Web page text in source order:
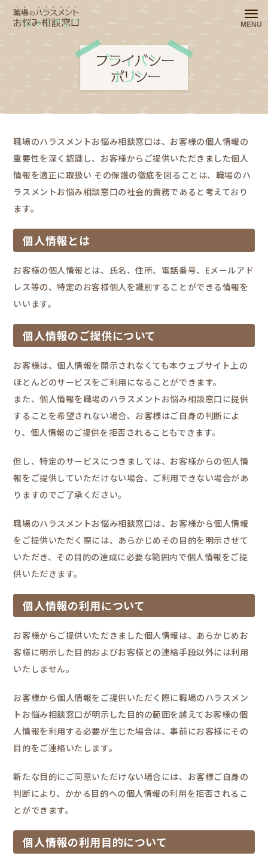
お
悩
口
メニ
MENU
プ
イ
バ
シ
ー
シ
ー
職場のハラスメントお悩み相談窓口は、お客様の個人情報の
重要性を深く認識し、お客様からご提供いただきました個人
情報を適正に取扱い その保護の徹底を図ることは、職場のハ
ラスメントお悩み相談窓口の社会的責務であると考えており
ます。
個人情報とは
お客様の個人情報とは、氏名、住所、電話番号、Eメールアド
レス等の、特定のお客様個人を識別することができる情報を
いいます。
個人情報のご提供について
お客様は、個人情報を開示されなくても本ウェブサイト上の
ほとんどのサービスをご利用になることができます。
また、個人情報を職場のハラスメントお悩み相談窓口に提供
することを希望されない場合、お客様はご自身の判断によ
り、個人情報のご提供を拒否されることもできます。
但し、特定のサービスにつきましては、お客様からの個人情
報をご提供していただけない場合、ご利用できない場合があ
りますのでご了承ください。
職場のハラスメントお悩み相談窓口は、お客様から個人情報
をご提供いただく際には、あらかじめその目的を明示させて
いただき、その目的の達成に必要な範囲内で個人情報をご提
供いただきます。
個人情報の利用について
お客様からご提供いただきました個人情報は、あらかじめお
客様に明示した目的およびお客様との連絡手段以外には利用
いたしません。
お客様から個人情報をご提供いただく際に職場のハラスメン
トお悩み相談窓口が明示した目的の範囲を越えてお客様の個
人情報を利用する必要が生じた場合は、事前にお客様にその
目的をご連絡いたします。
新たな目的にご同意いただけない場合には、お客様ご自身の
判断により、かかる目的への個人情報の利用を拒否されるこ
とができます。
個人情報の利用目的について